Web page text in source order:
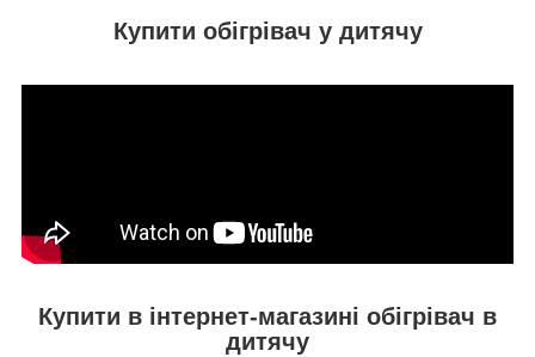
Купити обігрівач у дитячу
Купити в інтернет-магазині обігрівач в
дитячу